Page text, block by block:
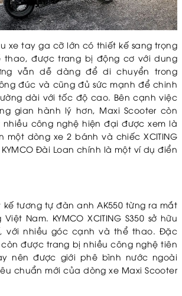
xe tay ga cỡ lớn có thiết kế sang trọng
thao, được trang bị động cơ với dung
vẫn dễ dàng để di chuyển trong
đúc và cũng đủ sức mạnh để chinh
dài với tốc độ cao. Bên cạnh việc
gian hành lý hơn, Maxi Scooter còn
công nghệ hiện đại được xem là
dòng xe 2 bánh và chiếc XCITING
Đài Loan chính là một ví dụ điển
tương tự đàn anh AK550 từng ra mắt
Nam. KYMCO XCITING S350 sở hữu
với nhiều góc cạnh và thể thao. Đặc
được trang bị nhiều công nghệ tiên
nên được giới phê bình nước ngoài
chuẩn mới của dòng xe Maxi Scooter